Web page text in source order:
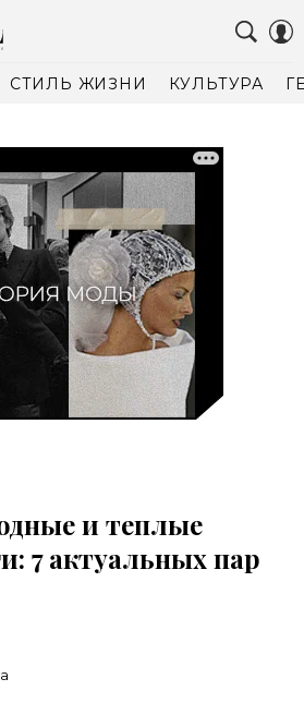
СТИЛЬ ЖИЗНИ КУЛЬТУРА
и теплые
7 актуальных пар